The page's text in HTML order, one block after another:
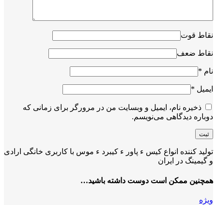
نقاط قوت
نقاط ضعف
نام *
ایمیل *
ذخیره نام، ایمیل و وبسایت من در مرورگر برای زمانی که
دوباره دیدگاهی می‌نویسم.
تولید کننده انواع کیس ء پاور ء کیبرد ء موس با کاربری خانگی ارادی
و گیمینگ در ایران
همچنین ممکن است دوست داشته باشید…
ویژه